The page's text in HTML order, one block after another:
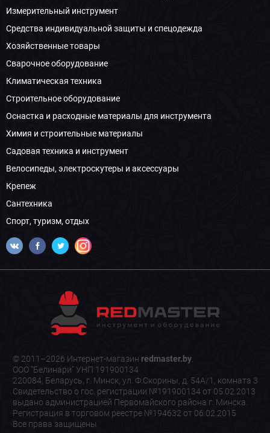
Измерительный инструмент
Средства индивидуальной защиты и спецодежда
Хозяйственные товары
Сварочное оборудование
Климатическая техника
Строительное оборудование
Оснастка и расходные материалы для инструмента
Химия и строительные материалы
Садовая техника и инструмент
Велосипеды, электроскутеры и аксессуары
Крепеж
Сантехника
Спорт, туризм, отдых
© 2011–2026 Интернет-магазин redmaster.by.
ООО "Белинари" УНП 191900134
220084, Беларусь, г. Минск, ул. Ф.Скорины, д. 54А/1, комната 3
Свидетельство о гос. регистрации №191900134 от 05.02.2013
выдано администрацией Первомайского района г. Минска.
Регистрация в торговом реестре №194632 от 06.02.2015
Все права защищены